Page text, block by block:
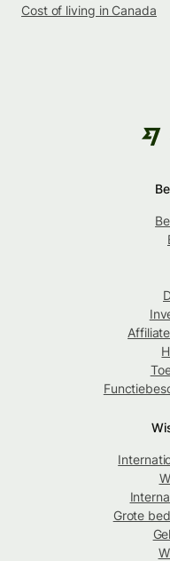
Cost of living in Canada
Grote